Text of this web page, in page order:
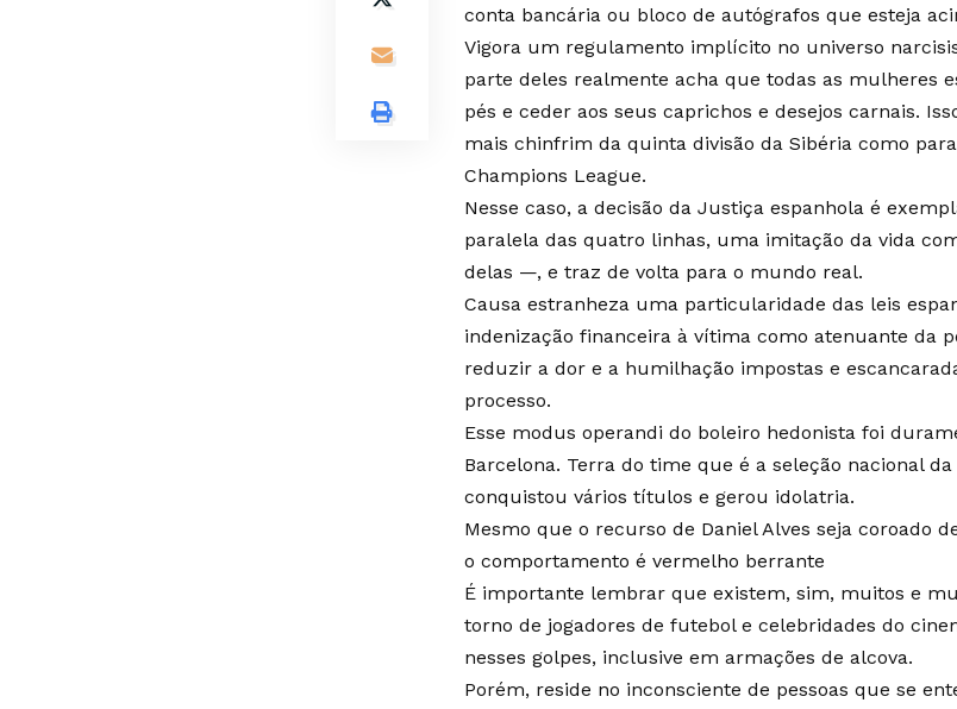
conta bancária ou bloco de autógrafos que esteja
Vigora um regulamento implícito no universo
parte deles realmente acha que todas as mulheres
pés e ceder aos seus caprichos e desejos carnais.
mais chinfrim da quinta divisão da Sibéria como
Champions League.
Nesse caso, a decisão da Justiça espanhola é
paralela das quatro linhas, uma imitação da vida
delas —, e traz de volta para o mundo real.
Causa estranheza uma particularidade das leis
indenização financeira à vítima como atenuante da
reduzir a dor e a humilhação impostas e
processo.
Esse modus operandi do boleiro hedonista foi
Barcelona. Terra do time que é a seleção nacional
conquistou vários títulos e gerou idolatria.
Mesmo que o recurso de Daniel Alves seja coroado
o comportamento é vermelho berrante
É importante lembrar que existem, sim, muitos e
torno de jogadores de futebol e celebridades do
nesses golpes, inclusive em armações de alcova.
Porém, reside no inconsciente de pessoas que se